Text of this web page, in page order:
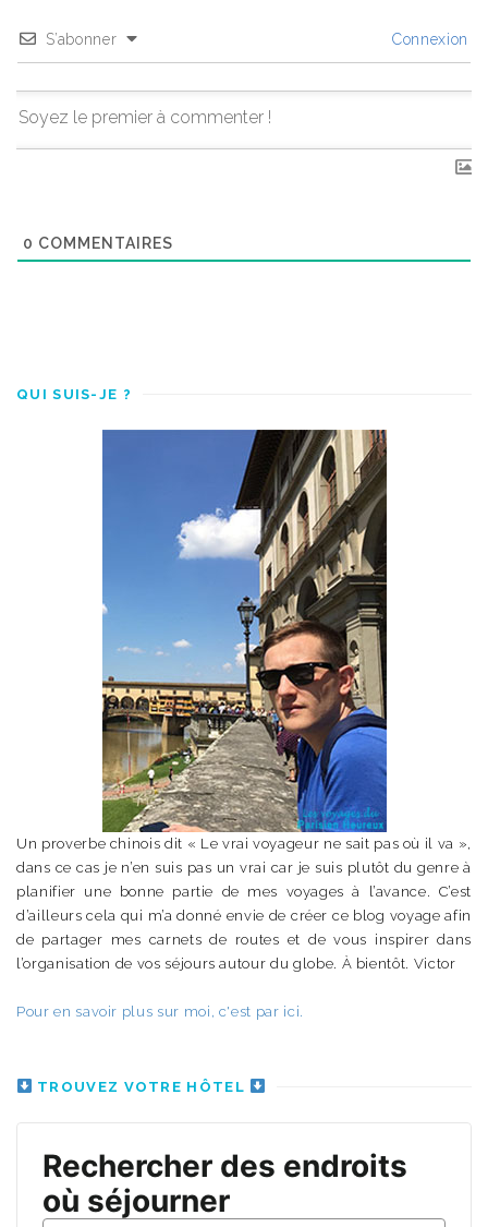
S’abonner Connexion
0 COMMENTAIRES
QUI SUIS-JE ?
Un proverbe chinois dit « Le vrai voyageur ne sait pas où il va »,
dans ce cas je n’en suis pas un vrai car je suis plutôt du genre à
planifier une bonne partie de mes voyages à l’avance. C’est
d’ailleurs cela qui m’a donné envie de créer ce blog voyage afin
de partager mes carnets de routes et de vous inspirer dans
l’organisation de vos séjours autour du globe. À bientôt. Victor
Pour en savoir plus sur moi, c'est par ici.
TROUVEZ VOTRE HÔTEL